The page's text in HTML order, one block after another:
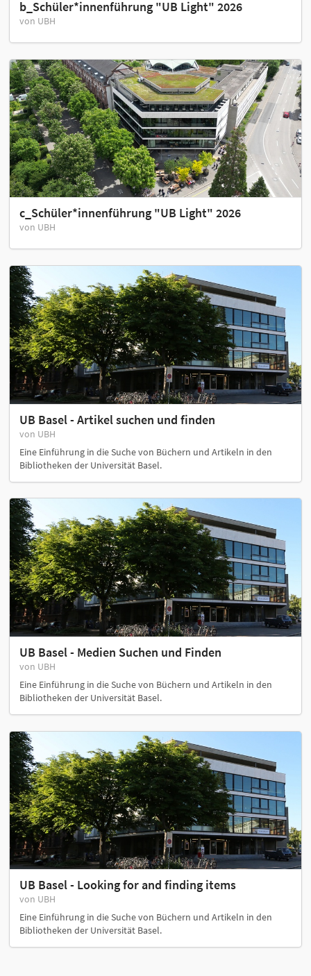
b_Schüler*innenführung "UB Light" 2026
von UBH
c_Schüler*innenführung "UB Light" 2026
von UBH
UB Basel - Artikel suchen und finden
von UBH
Eine Einführung in die Suche von Büchern und Artikeln in den
Bibliotheken der Universität Basel.
UB Basel - Medien Suchen und Finden
von UBH
Eine Einführung in die Suche von Büchern und Artikeln in den
Bibliotheken der Universität Basel.
UB Basel - Looking for and finding items
von UBH
Eine Einführung in die Suche von Büchern und Artikeln in den
Bibliotheken der Universität Basel.